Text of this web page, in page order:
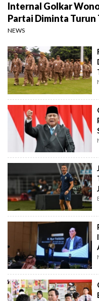
Internal Golkar
Partai Diminta Turun
NEWS